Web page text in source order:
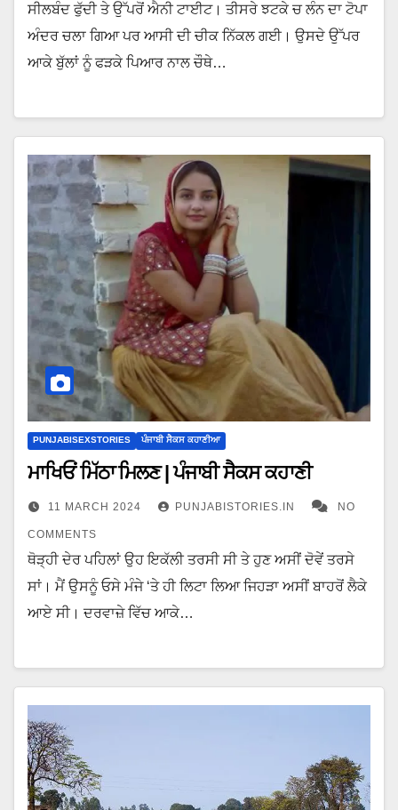
ਸੀਲਬੰਦ ਫੁੱਦੀ ਤੇ ਉੱਪਰੋਂ ਐਨੀ ਟਾਈਟ। ਤੀਸਰੇ ਝਟਕੇ ਚ ਲੰਨ ਦਾ ਟੋਪਾ
ਅੰਦਰ ਚਲਾ ਗਿਆ ਪਰ ਆਸੀ ਦੀ ਚੀਕ ਨਿੱਕਲ ਗਈ। ਉਸਦੇ ਉੱਪਰ
ਆਕੇ ਬੁੱਲਾਂ ਨੂੰ ਫੜਕੇ ਪਿਆਰ ਨਾਲ ਚੌਥੇ…
PUNJABISEXSTORIES ਪੰਜਾਬੀ ਸੈਕਸ ਕਹਾਣੀਆ
ਮਾਖਿਓਂ ਮਿੱਠਾ ਮਿਲਣ | ਪੰਜਾਬੀ ਸੈਕਸ ਕਹਾਣੀ
11 MARCH 2024 PUNJABISTORIES.IN NO
COMMENTS
ਥੋੜ੍ਹੀ ਦੇਰ ਪਹਿਲਾਂ ਉਹ ਇਕੱਲੀ ਤਰਸੀ ਸੀ ਤੇ ਹੁਣ ਅਸੀਂ ਦੋਵੇਂ ਤਰਸੇ
ਸਾਂ। ਮੈਂ ਉਸਨੂੰ ਓਸੇ ਮੰਜੇ ‘ਤੇ ਹੀ ਲਿਟਾ ਲਿਆ ਜਿਹੜਾ ਅਸੀਂ ਬਾਹਰੋਂ ਲੈਕੇ
ਆਏ ਸੀ। ਦਰਵਾਜ਼ੇ ਵਿੱਚ ਆਕੇ…